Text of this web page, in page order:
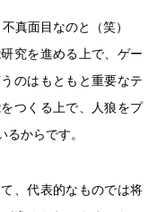
真面目なのと（笑）
究を進める上で、ゲー
のはもともと重要なテ
つくる上で、人狼をプ
からです。
、代表的なものでは将